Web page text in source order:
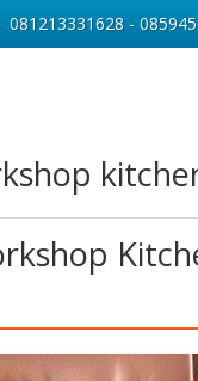
081213331628 -